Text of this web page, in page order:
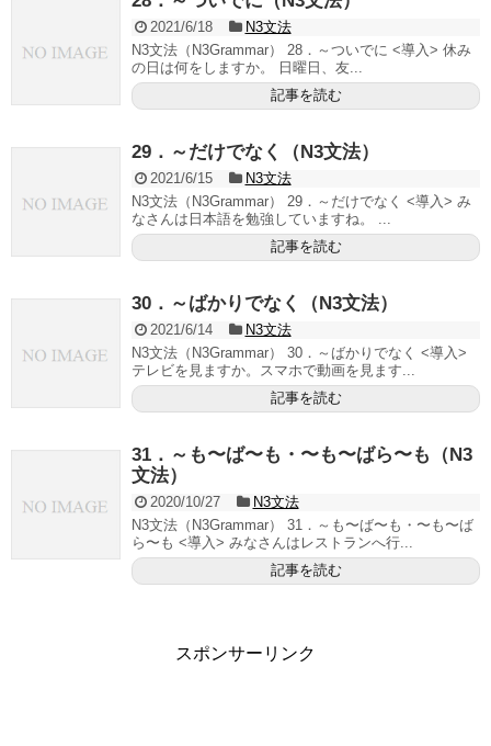
2021/6/18
N3文法
N3文法（N3Grammar） 28．～ついでに <導入> 休み
の日は何をしますか。 日曜日、友...
記事を読む
29．～だけでなく（N3文法）
2021/6/15
N3文法
N3文法（N3Grammar） 29．～だけでなく <導入> み
なさんは日本語を勉強していますね。 ...
記事を読む
30．～ばかりでなく（N3文法）
2021/6/14
N3文法
N3文法（N3Grammar） 30．～ばかりでなく <導入>
テレビを見ますか。スマホで動画を見ます...
記事を読む
31．～も〜ば〜も・〜も〜ばら〜も（N3
文法）
2020/10/27
N3文法
N3文法（N3Grammar） 31．～も〜ば〜も・〜も〜ば
ら〜も <導入> みなさんはレストランへ行...
記事を読む
スポンサーリンク